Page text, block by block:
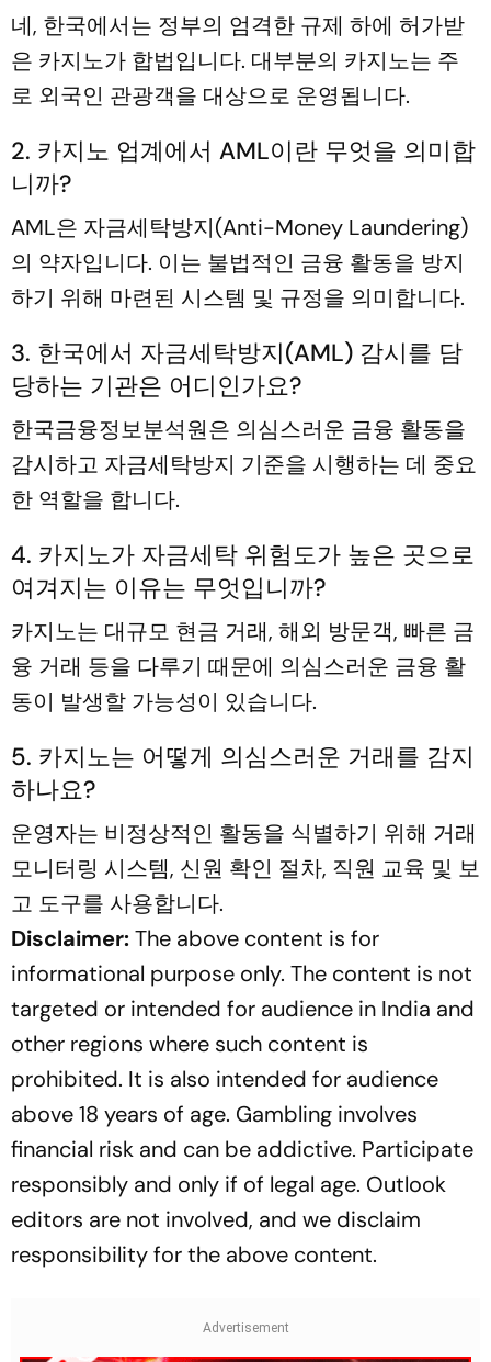
네, 한국에서는 정부의 엄격한 규제 하에 허가받
은 카지노가 합법입니다. 대부분의 카지노는 주
로 외국인 관광객을 대상으로 운영됩니다.
2. 카지노 업계에서 AML이란 무엇을 의미합
니까?
AML은 자금세탁방지(Anti-Money Laundering)
의 약자입니다. 이는 불법적인 금융 활동을 방지
하기 위해 마련된 시스템 및 규정을 의미합니다.
3. 한국에서 자금세탁방지(AML) 감시를 담
당하는 기관은 어디인가요?
한국금융정보분석원은 의심스러운 금융 활동을
감시하고 자금세탁방지 기준을 시행하는 데 중요
한 역할을 합니다.
4. 카지노가 자금세탁 위험도가 높은 곳으로
여겨지는 이유는 무엇입니까?
카지노는 대규모 현금 거래, 해외 방문객, 빠른 금
융 거래 등을 다루기 때문에 의심스러운 금융 활
동이 발생할 가능성이 있습니다.
5. 카지노는 어떻게 의심스러운 거래를 감지
하나요?
운영자는 비정상적인 활동을 식별하기 위해 거래
모니터링 시스템, 신원 확인 절차, 직원 교육 및 보
고 도구를 사용합니다.
Disclaimer:The above content is for
informational purpose only. The content is not
targeted or intended for audience in India and
other regions where such content is
prohibited. It is also intended for audience
above 18 years of age. Gambling involves
financial risk and can be addictive. Participate
responsibly and only if of legal age. Outlook
editors are not involved, and we disclaim
responsibility for the above content.